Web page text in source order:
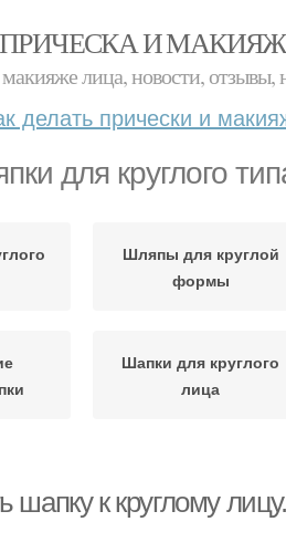
ПРИЧЕСКА И МАКИЯЖ
лица, новости, отзывы,
делать прически и
для круглого
Шляпы для круглой
формы
Шапки для круглого
лица
шапку к круглому